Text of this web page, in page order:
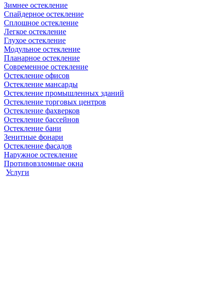
Зимнее остекление
Спайдерное остекление
Сплошное остекление
Легкое остекление
Глухое остекление
Модульное остекление
Планарное остекление
Современное остекление
Остекление офисов
Остекление мансарды
Остекление промышленных зданий
Остекление торговых центров
Остекление фахверков
Остекление бассейнов
Остекление бани
Зенитные фонари
Остекление фасадов
Наружное остекление
Противовзломные окна
Услуги